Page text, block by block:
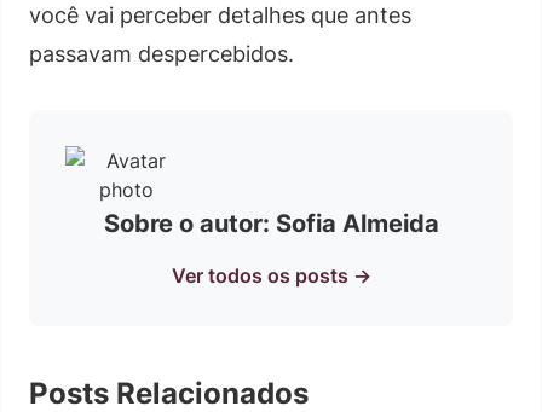
você vai perceber detalhes que antes
passavam despercebidos.
Sobre o autor: Sofia Almeida
Ver todos os posts →
Posts Relacionados